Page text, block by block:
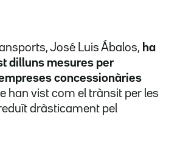
José Luis Ábalos, ha
dilluns mesures per
concessionàries
han vist com el trànsit per les
dràsticament pel